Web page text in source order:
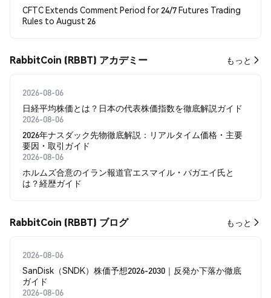
CFTC Extends Comment Period for 24/7 Futures Trading
Rules to August 26
RabbitCoin (RBBT) アカデミー もっと
2026-08-06
日経平均株価とは？日本の代表株価指数を徹底解説ガイド
2026-08-06
2026年ナスダック先物徹底解説：リアルタイム価格・主要
要因・取引ガイド
2026-08-06
ホルムズ合意のイラン報道官エスマイル・バガエイ氏と
は？経歴ガイド
RabbitCoin (RBBT) ブログ もっと
2026-08-06
SanDisk（SNDK）株価予想2026-2030｜反発か下落か徹底
ガイド
2026-08-06